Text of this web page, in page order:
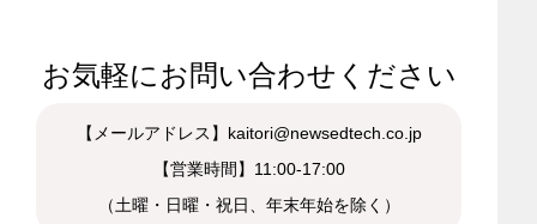
お気軽にお問い合わせください
【メールアドレス】kaitori@newsedtech.co.jp
【営業時間】11:00-17:00
（土曜・日曜・祝日、年末年始を除く）